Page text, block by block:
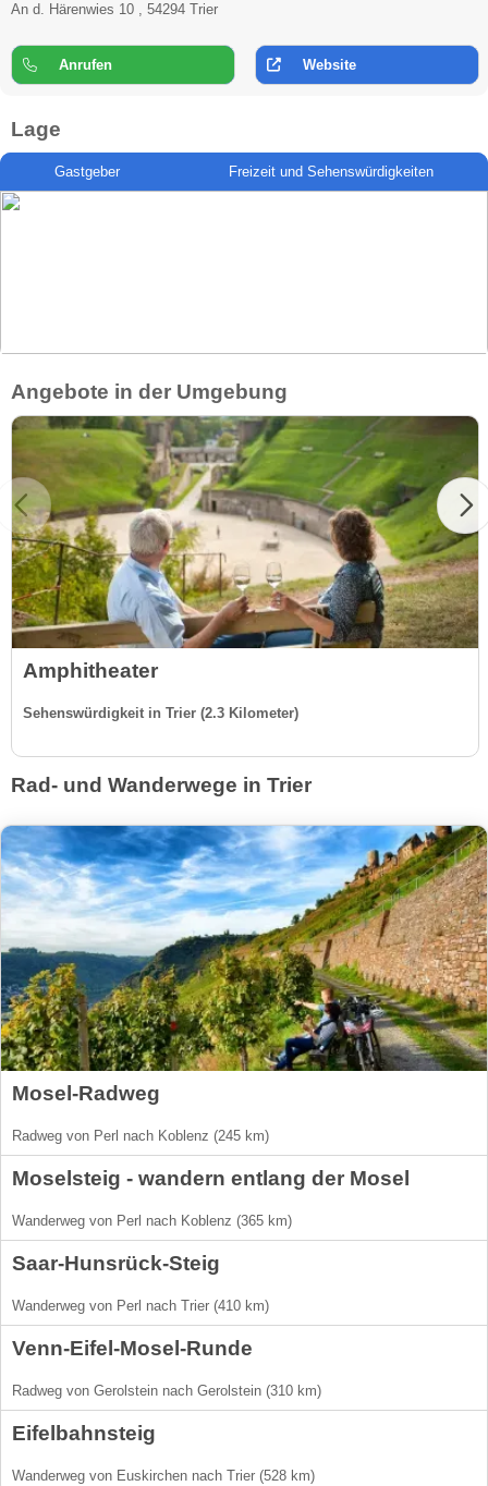
An d. Härenwies 10 , 54294 Trier
Anrufen Website
Lage
Gastgeber Freizeit und Sehenswürdigkeiten
Angebote in der Umgebung
Amphitheater
Sehenswürdigkeit in Trier (2.3 Kilometer)
Rad- und Wanderwege in Trier
Mosel-Radweg
Radweg von Perl nach Koblenz (245 km)
Moselsteig - wandern entlang der Mosel
Wanderweg von Perl nach Koblenz (365 km)
Saar-Hunsrück-Steig
Wanderweg von Perl nach Trier (410 km)
Venn-Eifel-Mosel-Runde
Radweg von Gerolstein nach Gerolstein (310 km)
Eifelbahnsteig
Wanderweg von Euskirchen nach Trier (528 km)